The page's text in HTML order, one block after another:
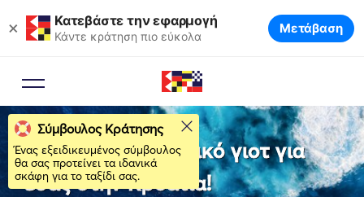
× Κατεβάστε την εφαρμογή
Κάντε κράτηση πιο εύκολα Μετάβαση
Νοικιάστε το ιδανικό γιοτ για
εσάς στην Κροατία!
Σύμβουλος Κράτησης
Ένας εξειδικευμένος σύμβουλος
θα σας προτείνει τα ιδανικά
σκάφη για το ταξίδι σας.